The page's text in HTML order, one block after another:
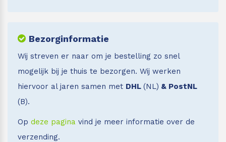
Bezorginformatie
Wij streven er naar om je bestelling zo snel
mogelijk bij je thuis te bezorgen. Wij werken
hiervoor al jaren samen met DHL (NL) & PostNL
(B).
Op deze pagina vind je meer informatie over de
verzending.